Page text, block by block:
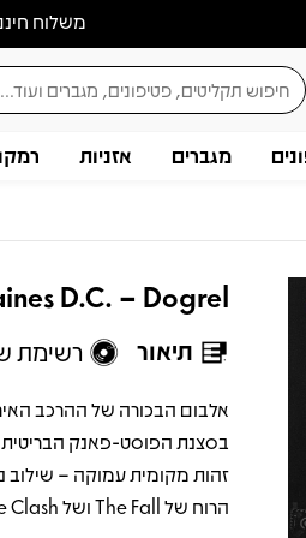
משלוח חינם
מגברים אזניות
D.C. – Dogrel
תיאור רשימת
בסצנת הפוסט-פאנק הבריטית
זהות מקומית עמוקה – שילוב
הרוח של The Fall ושל The Clash, אך עם סגנון אישי מובחן.